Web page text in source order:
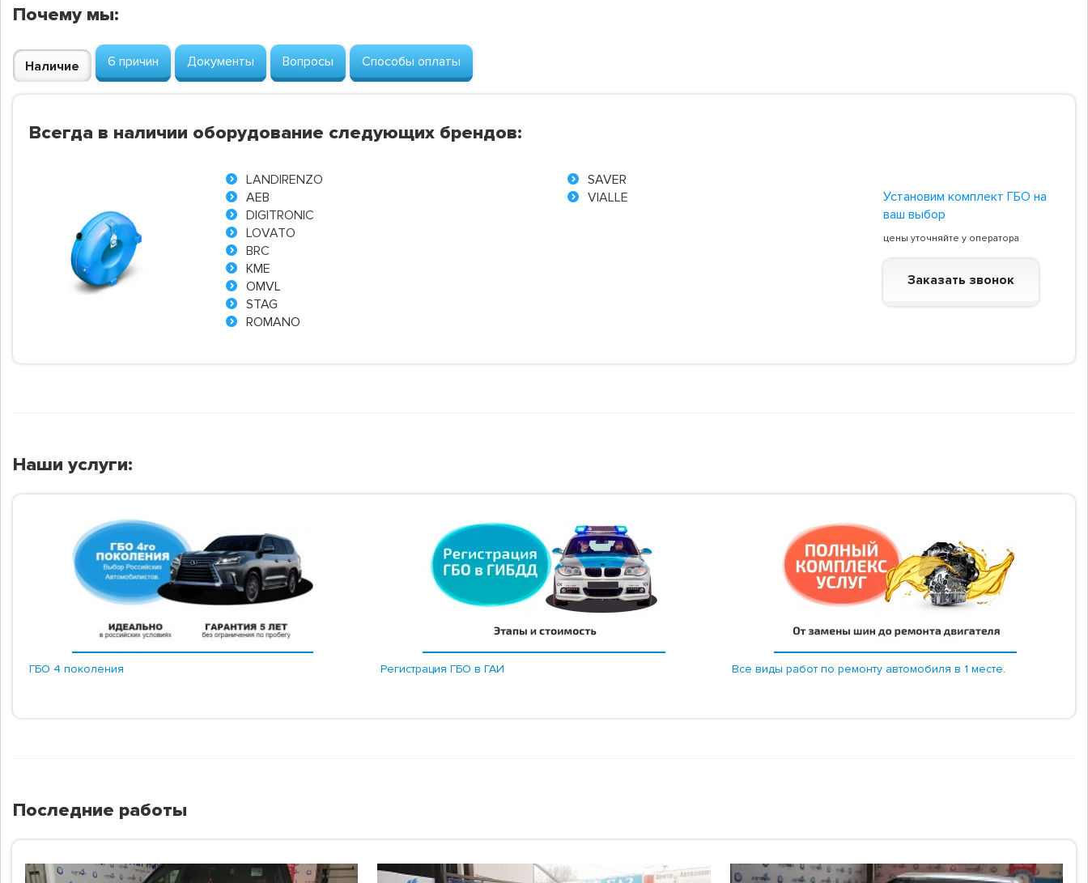
Почему мы:
Наличие 6 причин Документы Вопросы Способы оплаты
Всегда в наличии оборудование следующих брендов:
LANDIRENZO
AEB
DIGITRONIC
LOVATO
BRC
KME
OMVL
STAG
ROMANO
SAVER
VIALLE
Установим комплект ГБО на
ваш выбор
цены уточняйте у оператора
Заказать звонок
Наши услуги:
ГБО 4 поколения Регистрация ГБО в ГАИ Все виды работ по ремонту автомобиля в 1 месте.
Последние работы